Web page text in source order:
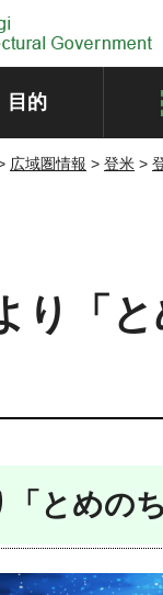
目的
広域圏情報 > 登米 >
り「
とめの